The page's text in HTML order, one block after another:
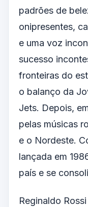
padrões de
onipresentes,
e uma voz
sucesso
fronteiras do
o balanço da
Jets. Depois,
pelas músicas
e o Nordeste.
lançada em
país e se
Reginaldo